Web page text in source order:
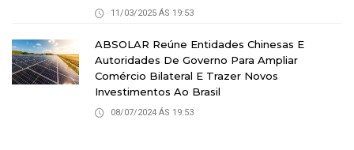
11/03/2025 ÁS 19:53
ABSOLAR Reúne Entidades Chinesas E
Autoridades De Governo Para Ampliar
Comércio Bilateral E Trazer Novos
Investimentos Ao Brasil
08/07/2024 ÁS 19:53